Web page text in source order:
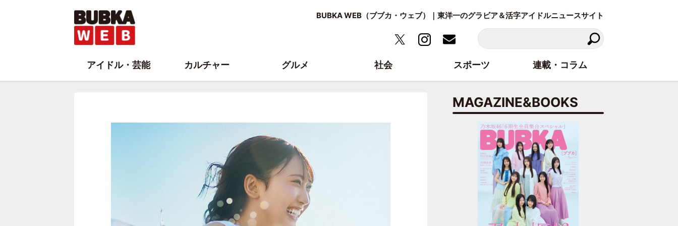
BUBKA WEB（ブブカ・ウェブ）｜東洋一のグラビア＆活字アイドルニュースサイト
MAGAZINE&BOOKS
アイドル・芸能 カルチャー グルメ 社会 スポーツ 連載・コラム